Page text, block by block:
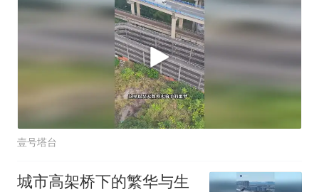
壹号塔台
城市高架桥下的繁华与生